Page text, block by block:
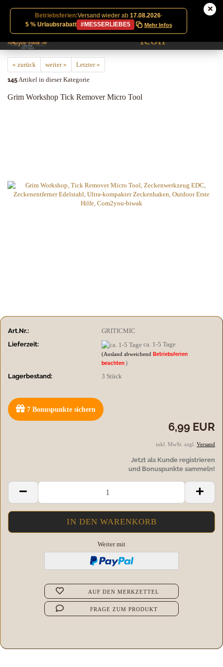
Betriebsferien:Versand wieder ab 17.08.2026·
5 % Urlaubsrabatt
#MESSERLIEBE5 Mehr Infos
« zurück weiter »
Letzter »
145Artikel in dieser Kategorie
Grim Workshop Tick Remover Micro Tool
Art.Nr.:
GRITICMIC
Lieferzeit:
ca. 1-5 Tage
(Ausland abweichendBetriebsferien
beachten )
Lagerbestand:
3 Stück
7 Bonuspunkte sichern
6,99 EUR
inkl. MwSt. zzgl. Versand
Jetzt als Kunde registrieren
und Bonuspunkte sammeln!
Weiter mit
AUF DEN MERKZETTEL
FRAGE ZUM PRODUKT